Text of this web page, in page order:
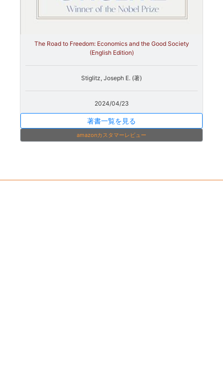
The Road to Freedom: Economics and the Good Society
(English Edition)
Stiglitz, Joseph E. (著)
2024/04/23
著書一覧を見る
amazonカスタマーレビュー